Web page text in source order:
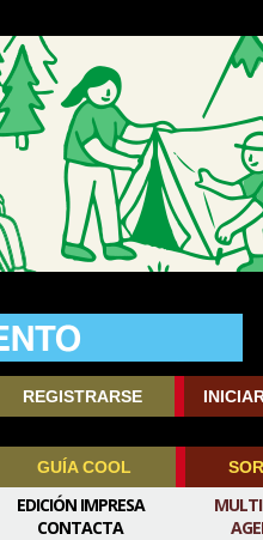
REGISTRARSE
GUÍA COOL
EDICIÓN IMPRESA
CONTACTA